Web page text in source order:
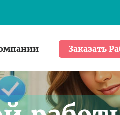
Заказать